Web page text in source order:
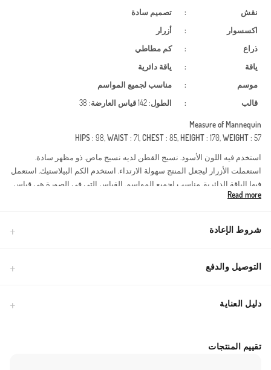
نقش
:
تصميم سادة
اكسسوار
:
أزرار
ذراع
:
كم مطاطي
ياقة
:
ياقة دائرية
موسم
:
مناسب لجميع المواسم
قالب
: الطول: 142 قياس العارضة: 38
Measure of Mannequin
HIPS: 98,WAIST: 71,CHEST: 85, HEIGHT: 170,WEIGHT: 57
استخدم فيه اللون الأسود. نسيج القطن لديه نسيج ماص. ذو مظهر سادة.
استعملت الأزرار ليجعل المنتج سهولة الارتداء. استخدم الكم البيلاستيك. استعمل
فيها الياقة الدائرية. مناسب لجميع المواسم. القياس التي في الصورة هي قياس
العارضة.
Read more
شروط الإعادة
التوصيل والدفع
دليل العناية
تقييم المنتجات